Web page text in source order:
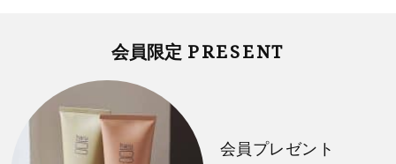
会員限定 PRESENT
会員プレゼント